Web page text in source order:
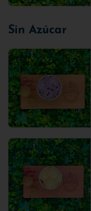
Sin Azúcar